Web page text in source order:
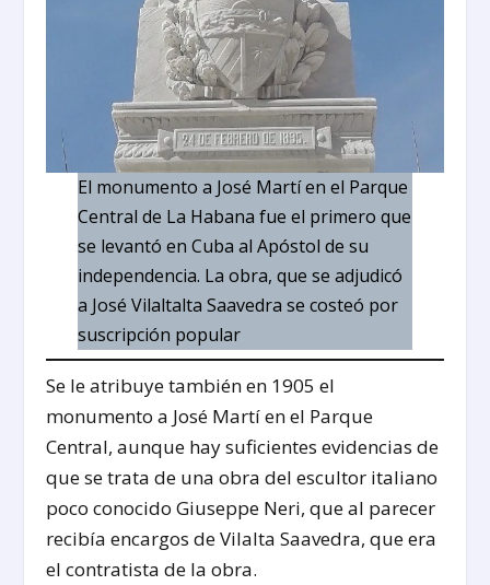
El monumento a José Martí en el Parque
Central de La Habana fue el primero que
se levantó en Cuba al Apóstol de su
independencia. La obra, que se adjudicó
a José Vilaltalta Saavedra se costeó por
suscripción popular
Se le atribuye también en 1905 el
monumento a José Martí en el Parque
Central, aunque hay suficientes evidencias de
que se trata de una obra del escultor italiano
poco conocido Giuseppe Neri, que al parecer
recibía encargos de Vilalta Saavedra, que era
el contratista de la obra.